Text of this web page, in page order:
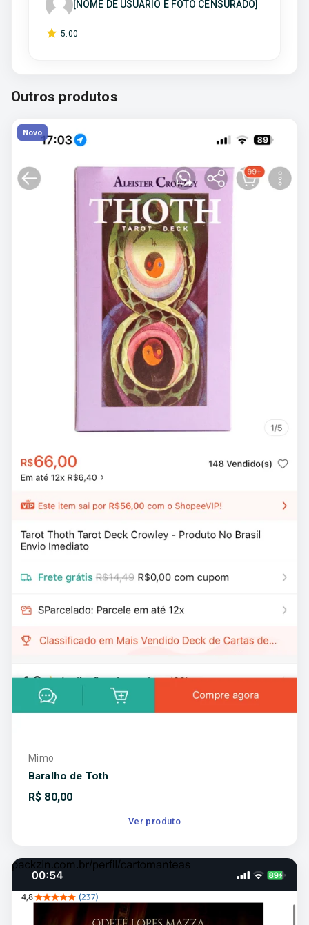
[NOME DE USUÁRIO E FOTO CENSURADO]
5 .00
Outros produtos
Novo
Mimo
Baralho de Toth
R$ 80,00
Ver produto